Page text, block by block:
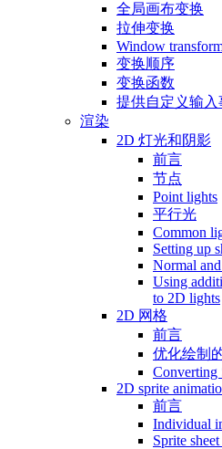
全局画布变换
拉伸变换
Window
变换顺序
变换函数
提供自定义输入
渲染
2D 灯光和阴影
前言
节点
Point lights
平行光
Common
Setting up
Normal
Using
to 2D lights
2D 网格
前言
优化绘制
Converting
2D sprite
前言
Individual
Sprite